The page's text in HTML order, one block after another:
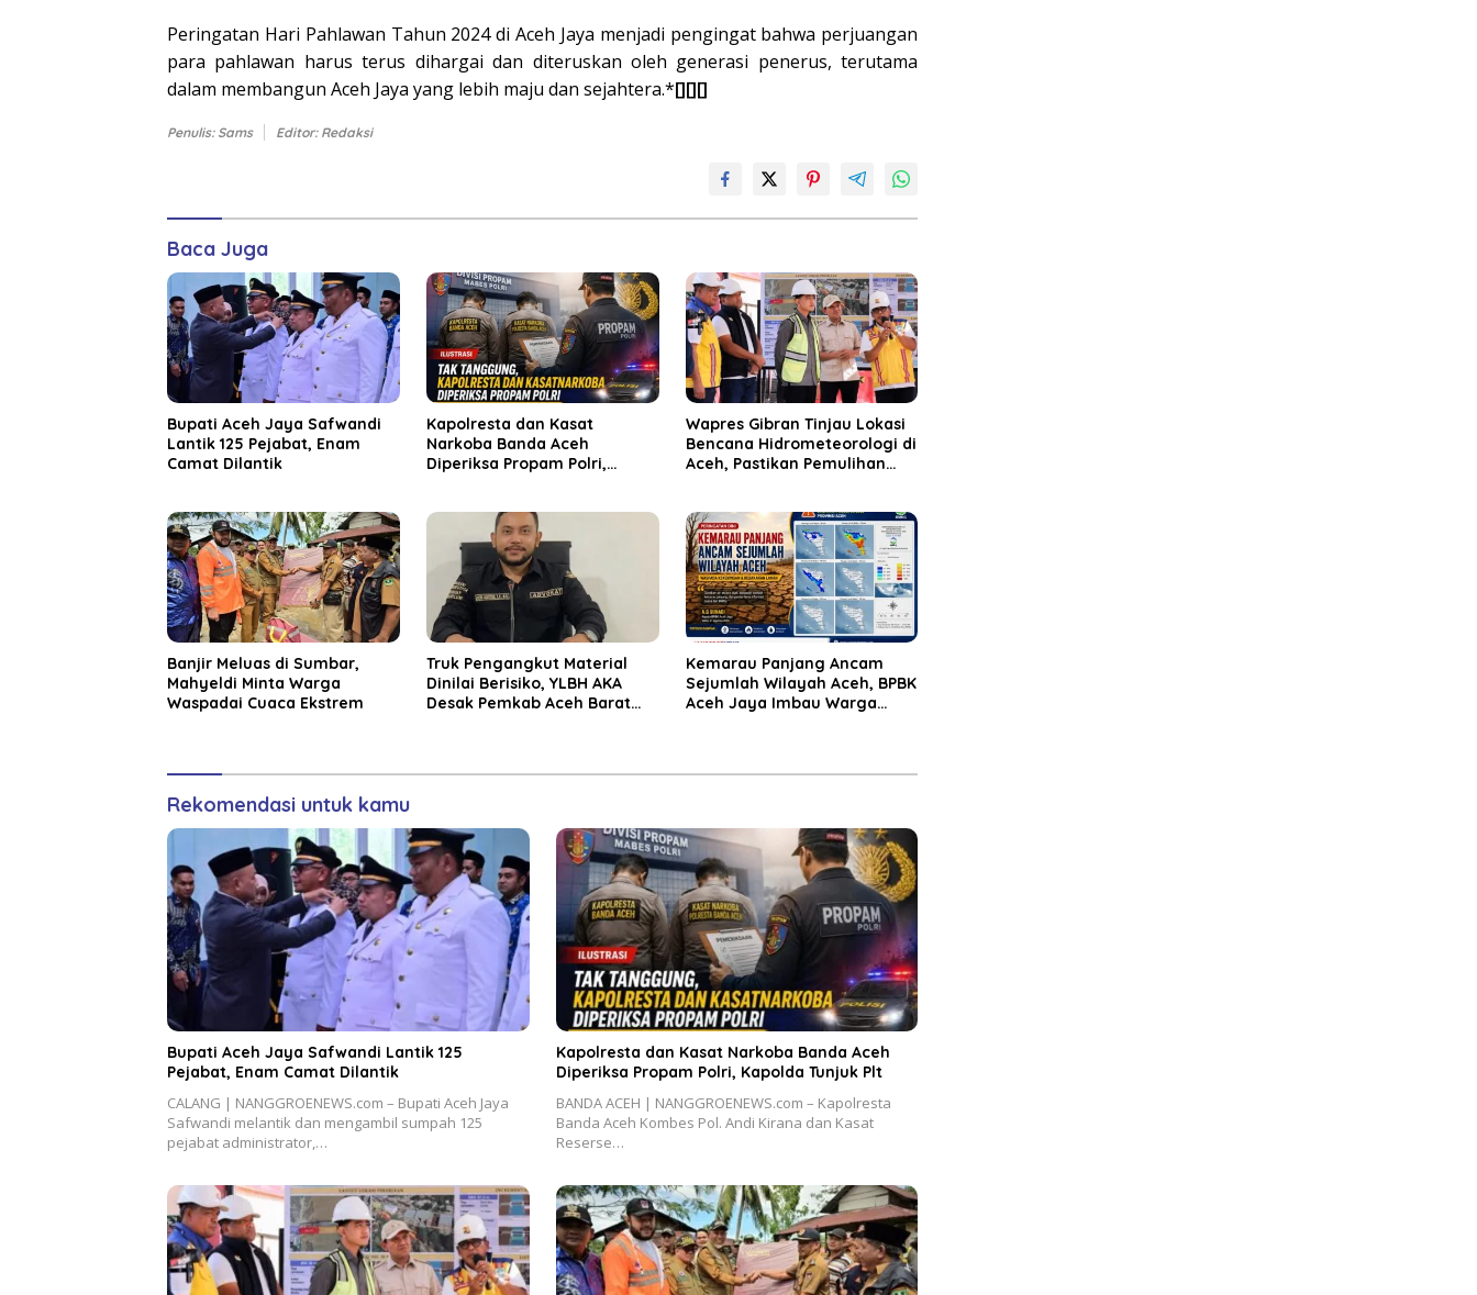
Peringatan Hari Pahlawan Tahun 2024 di Aceh Jaya menjadi pengingat bahwa perjuangan
para pahlawan harus terus dihargai dan diteruskan oleh generasi penerus, terutama
dalam membangun Aceh Jaya yang lebih maju dan sejahtera.*[][][]
Penulis: Sams Editor: Redaksi
Baca Juga
Bupati Aceh Jaya Safwandi
Lantik 125 Pejabat, Enam
Camat Dilantik
Kapolresta dan Kasat
Narkoba Banda Aceh
Diperiksa Propam Polri,
Wapres Gibran Tinjau Lokasi
Bencana Hidrometeorologi di
Aceh, Pastikan Pemulihan
Banjir Meluas di Sumbar,
Mahyeldi Minta Warga
Waspadai Cuaca Ekstrem
Truk Pengangkut Material
Dinilai Berisiko, YLBH AKA
Desak Pemkab Aceh Barat
Kemarau Panjang Ancam
Sejumlah Wilayah Aceh, BPBK
Aceh Jaya Imbau Warga
Rekomendasi untuk kamu
Bupati Aceh Jaya Safwandi Lantik 125
Pejabat, Enam Camat Dilantik
CALANG | NANGGROENEWS.com – Bupati Aceh Jaya
Safwandi melantik dan mengambil sumpah 125
pejabat administrator,…
Kapolresta dan Kasat Narkoba Banda Aceh
Diperiksa Propam Polri, Kapolda Tunjuk Plt
BANDA ACEH | NANGGROENEWS.com – Kapolresta
Banda Aceh Kombes Pol. Andi Kirana dan Kasat
Reserse…